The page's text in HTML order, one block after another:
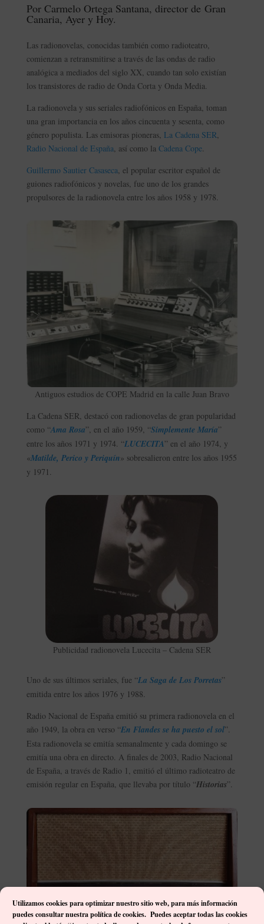
Utilizamos cookies para optimizar nuestro sitio web, para más información
puedes consultar nuestra política de cookies. Puedes aceptar todas las cookies
Por Carmelo Ortega Santana, director de Gran
Canaria, Ayer y Hoy.
Las radionovelas, conocidas también como radioteatro,
comienzan a retransmitirse a través de las ondas de radio
analógica a mediados del siglo XX, cuando tan solo existían
los transistores de radio de Onda Corta y Onda Media.
La radionovela y sus seriales radiofónicos en España, toman
una gran importancia en los años cincuenta y sesenta, como
género populista. Las emisoras pioneras, La Cadena SER
Radio Nacional de España , así como la Cadena Cope.
Guillermo Sautier Casaseca , el popular escritor español de
guiones radiofónicos y novelas, fue uno de los grandes
propulsores de la radionovela entre los años 1958 y 1978.
Antiguos estudios de COPE Madrid en la calle Juan Bravo
La Cadena SER, destacó con radionovelas de gran popularidad
como “Ama Rosa”, en el año 1959, “Simplemente María”
entre los años 1971 y 1974. “LUCECITA” en el año 1974, y
«Matilde, Perico y Periquín» sobresalieron entre los años 1955
y 1971.
Publicidad radionovela Lucecita – Cadena SER
Uno de sus últimos seriales, fue “La Saga de Los Porretas”
emitida entre los años 1976 y 1988.
Radio Nacional de España emitió su primera radionovela en el
año 1949, la obra en verso “En Flandes se ha puesto el sol”.
Esta radionovela se emitía semanalmente y cada domingo se
emitía una obra en directo. A finales de 2003, Radio Nacional
de España, a través de Radio 1, emitió el último radioteatro de
emisión regular en España, que llevaba por título “Historias”.